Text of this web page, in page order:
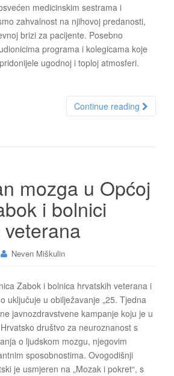
medicinskim sestrama i
zahvalnost na njihovoj predanosti,
brizi za pacijente. Posebno
programa i kolegicama koje
ugodnoj i toploj atmosferi.
Continue reading
mozga u Općoj
i bolnici
Neven Miškulin
Zabok i bolnica hrvatskih veterana i
uključuje u obilježavanje „25. Tjedna
javnozdravstvene kampanje koju je u
društvo za neuroznanost s
o ljudskom mozgu, njegovim
sposobnostima. Ovogodišnji
je usmjeren na „Mozak i pokret“, s